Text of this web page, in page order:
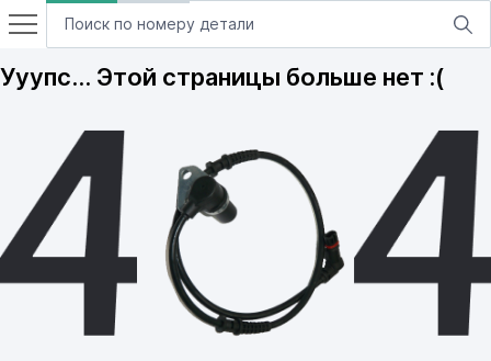
Ууупс… Этой страницы больше нет :(